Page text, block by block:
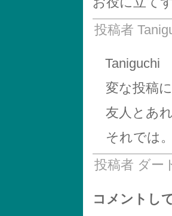
投稿者
Taniguchi
変な投稿
友人とあ
それでは。
投稿者 ダー
コメントし